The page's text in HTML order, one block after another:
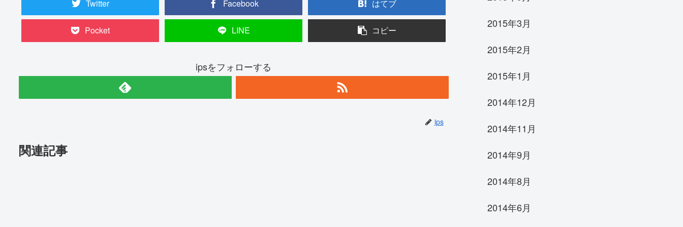
Twitter Facebook はてブ
Pocket LINE コピー
ipsをフォローする
ips
関連記事
2015年3月
2015年2月
2015年1月
2014年12月
2014年11月
2014年9月
2014年8月
2014年6月